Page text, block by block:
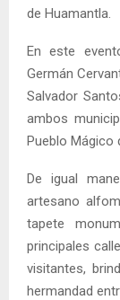
de Huamantla.
En este
Germán
Salvador
ambos
Pueblo Mágico
De igual
artesano
tapete
principales
visitantes,
hermandad